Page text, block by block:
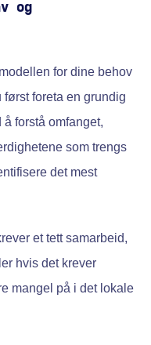
og
for dine behov
foreta en grundig
forstå omfanget,
som trengs
det mest
et tett samarbeid,
hvis det krever
mangel på i det lokale